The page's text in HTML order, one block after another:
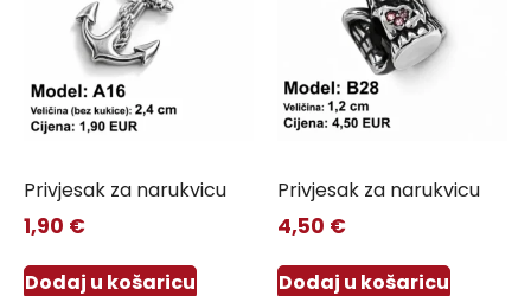
Privjesak za narukvicu
1,90 €
Dodaj u košaricu
Privjesak za narukvicu
4,50 €
Dodaj u košaricu